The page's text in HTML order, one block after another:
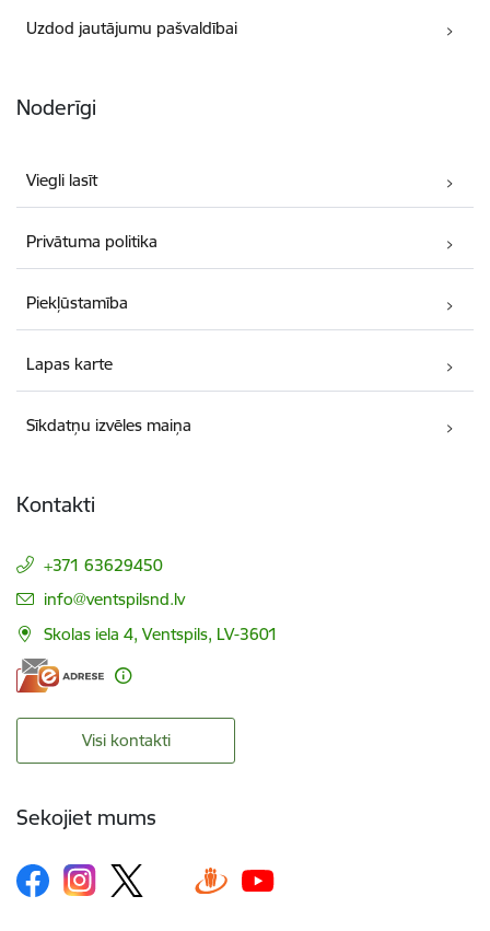
Uzdod jautājumu pašvaldībai
Noderīgi
Viegli lasīt
Privātuma politika
Piekļūstamība
Lapas karte
Sīkdatņu izvēles maiņa
Kontakti
+371 63629450
E-pasts:
info@ventspilsnd.lv
Skolas iela 4, Ventspils, LV-3601
Visi kontakti
Sekojiet mums